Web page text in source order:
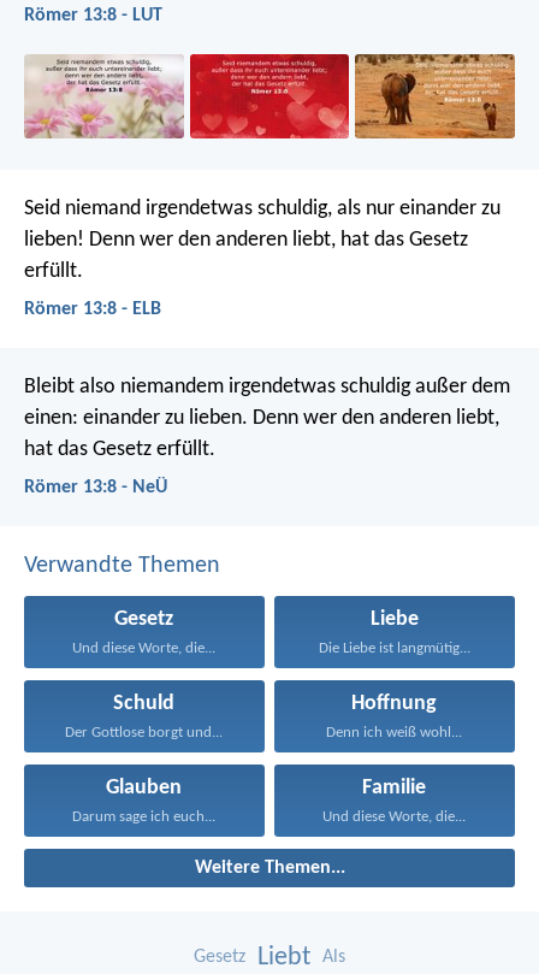
Römer 13:8 - LUT
Seid niemand irgendetwas schuldig, als nur einander zu
lieben! Denn wer den anderen liebt, hat das Gesetz
erfüllt.
Römer 13:8 - ELB
Bleibt also niemandem irgendetwas schuldig außer dem
einen: einander zu lieben. Denn wer den anderen liebt,
hat das Gesetz erfüllt.
Römer 13:8 - NeÜ
Verwandte Themen
Gesetz
Und diese Worte, die...
Liebe
Die Liebe ist langmütig...
Schuld
Der Gottlose borgt und...
Hoffnung
Denn ich weiß wohl...
Glauben
Darum sage ich euch...
Familie
Und diese Worte, die...
Weitere Themen...
Gesetz Liebt Als